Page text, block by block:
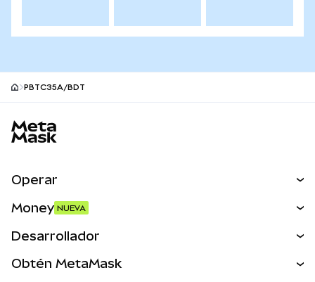
PBTC35A/BDT
Operar
Activos del mundo real
Money NUEVA
Desarrollador
Obtén MetaMask